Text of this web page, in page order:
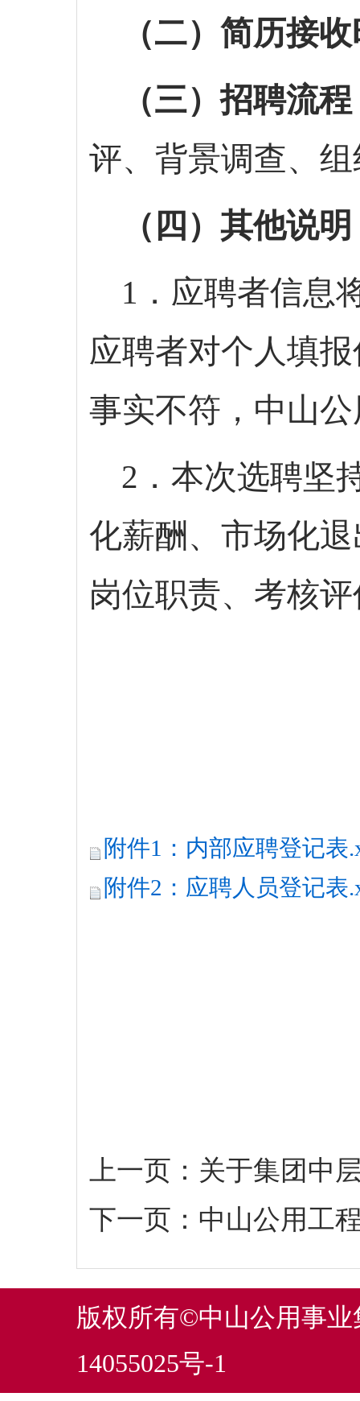
（二）简历接
（三）招聘流
评、背景调查、
（四）其他说
1．应聘者信息
应聘者对个人填
事实不符，中山
2．本次选聘坚
化薪酬、市场化
岗位职责、考核
附件1：内部应聘登记表
附件2：应聘人员登记表
上一页： 关于集团中
下一页： 中山公用工
版权所有©中山公用事
14055025号-1